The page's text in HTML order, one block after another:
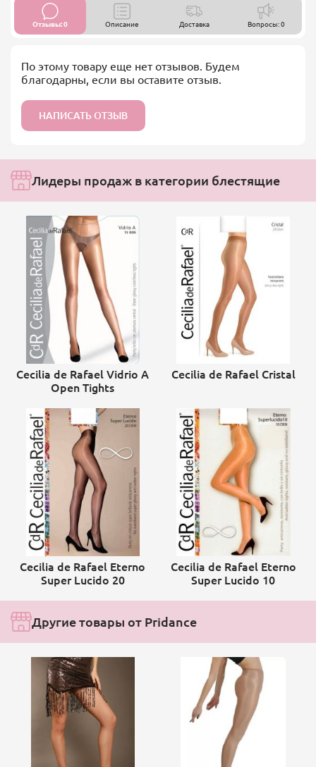
Отзывы: 0 Описание Доставка Вопросы: 0
По этому товару еще нет отзывов. Будем
благодарны, если вы оставите отзыв.
НАПИСАТЬ ОТЗЫВ
Лидеры продаж в категории блестящие
Cecilia de Rafael Vidrio A
Open Tights
Cecilia de Rafael Cristal
Cecilia de Rafael Eterno
Super Lucido 20
Cecilia de Rafael Eterno
Super Lucido 10
Другие товары от Pridance